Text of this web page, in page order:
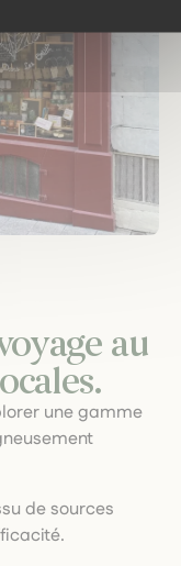
au
une gamme
de sources